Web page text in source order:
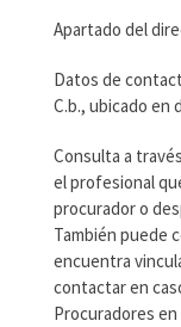
Apartado del
Datos de
C.b., ubicado en
Consulta a
el profesional
procurador o
También puede
encuentra
contactar en
Procuradores en